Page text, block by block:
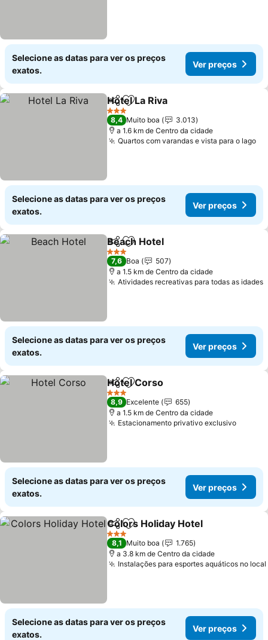
Selecione as datas para ver os preços
exatos.
Ver preços
PartilharAdicionar aos favoritos
Hotel La Riva
3 Estrelas
8,4 Muito boa
3.013
a 1.6 km de Centro da cidade
Quartos com varandas e vista para o lago
Selecione as datas para ver os preços
exatos.
Ver preços
PartilharAdicionar aos favoritos
Beach Hotel
3 Estrelas
7,6 Boa
507
a 1.5 km de Centro da cidade
Atividades recreativas para todas as idades
Selecione as datas para ver os preços
exatos.
Ver preços
PartilharAdicionar aos favoritos
Hotel Corso
3 Estrelas
8,9 Excelente
655
a 1.5 km de Centro da cidade
Estacionamento privativo exclusivo
Selecione as datas para ver os preços
exatos.
Ver preços
PartilharAdicionar aos favoritos
Colors Holiday Hotel
3 Estrelas
8,1 Muito boa
1.765
a 3.8 km de Centro da cidade
Instalações para esportes aquáticos no local
Selecione as datas para ver os preços
exatos.
Ver preços